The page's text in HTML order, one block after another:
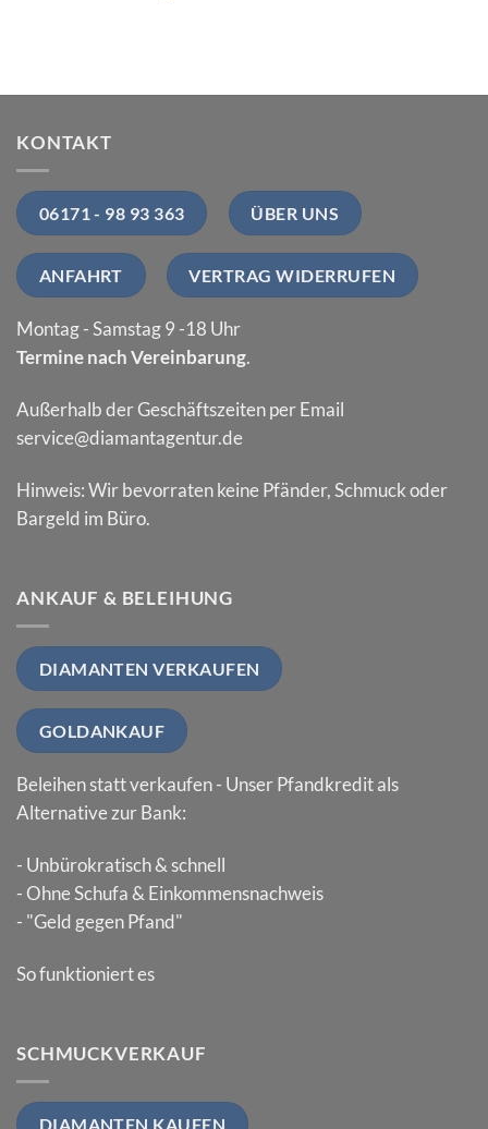
KONTAKT
06171 - 98 93 363 ÜBER UNS
ANFAHRT VERTRAG WIDERRUFEN
Montag - Samstag 9 -18 Uhr
Termine nach Vereinbarung.
Außerhalb der Geschäftszeiten per Email
service@diamantagentur.de
Hinweis: Wir bevorraten keine Pfänder, Schmuck oder
Bargeld im Büro.
ANKAUF & BELEIHUNG
DIAMANTEN VERKAUFEN
GOLDANKAUF
Beleihen statt verkaufen - Unser Pfandkredit als
Alternative zur Bank:
- Unbürokratisch & schnell
- Ohne Schufa & Einkommensnachweis
- "Geld gegen Pfand"
So funktioniert es
SCHMUCKVERKAUF
DIAMANTEN KAUFEN